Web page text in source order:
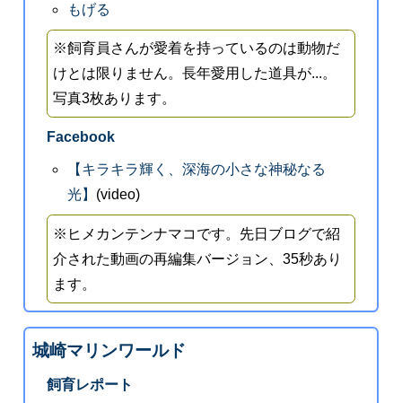
もげる
※飼育員さんが愛着を持っているのは動物だ
けとは限りません。長年愛用した道具が...。
写真3枚あります。
Facebook
【キラキラ輝く、深海の小さな神秘なる
光】 (video)
※ヒメカンテンナマコです。先日ブログで紹
介された動画の再編集バージョン、35秒あり
ます。
城崎マリンワールド
飼育レポート